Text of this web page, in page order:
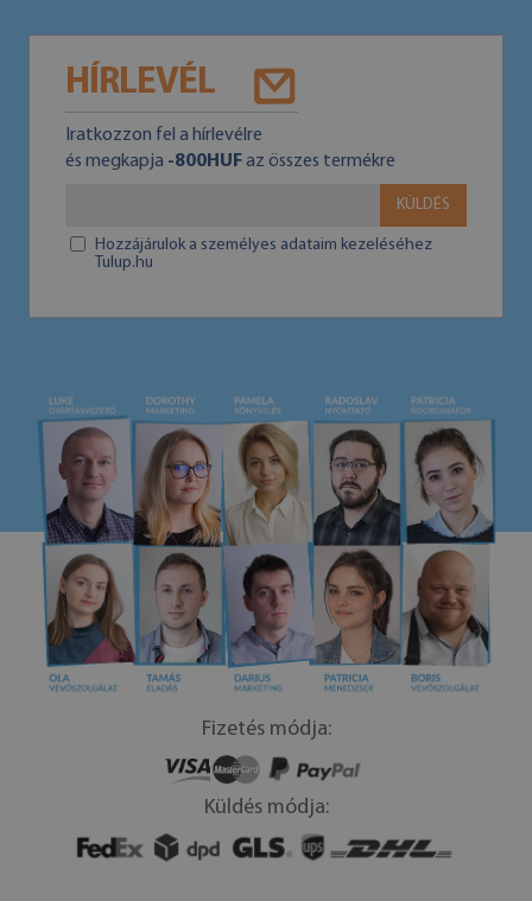
HÍRLEVÉL
Iratkozzon fel a hírlevélre
és megkapja -800HUFaz összes termékre
KÜLDÉS
Hozzájárulok a személyes adataim kezeléséhez
Tulup.hu
Fizetés módja:
Küldés módja: